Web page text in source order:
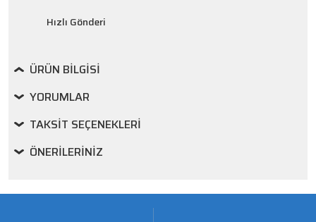
Hızlı Gönderi
ÜRÜN BILGISI
YORUMLAR
TAKSIT SEÇENEKLERI
ÖNERILERINIZ